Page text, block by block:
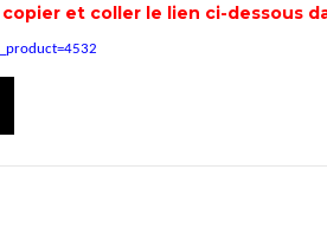
et coller le lien ci-dessous